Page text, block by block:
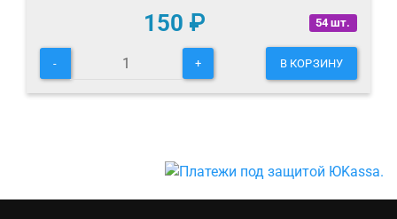
54 шт.
150 ₽
- + В КОРЗИНУ